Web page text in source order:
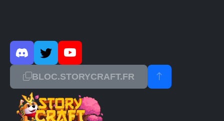
BLOC.STORYCRAFT.FR